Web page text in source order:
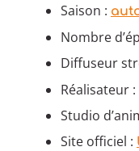
Saison :
Nombre
Diffuseur
Réalisateur
Studio
Site officiel :